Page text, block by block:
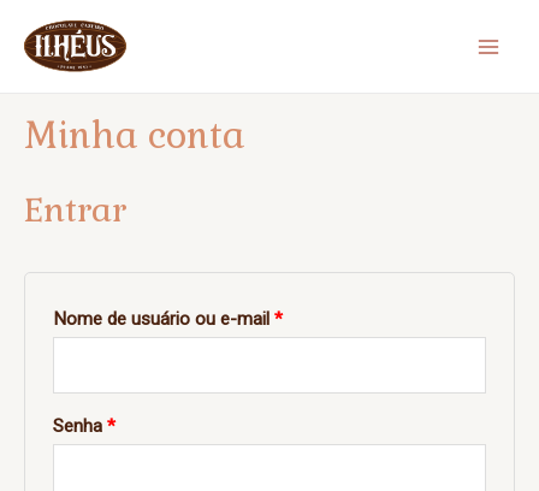
para
conteúdo
Minha conta
Entrar
Nome de usuário ou e-mail *Obrigatório
Senha *Obrigatório